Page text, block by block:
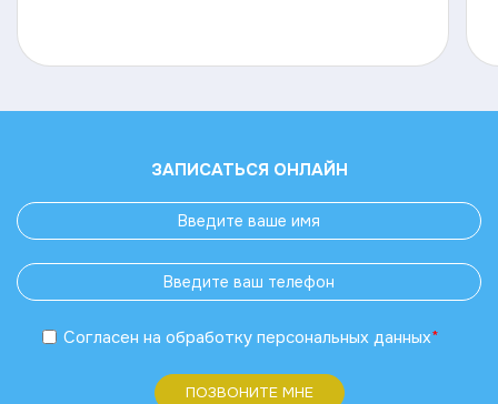
ЗАПИСАТЬСЯ ОНЛАЙН
Согласен на обработку персональных данных*
ПОЗВОНИТЕ МНЕ